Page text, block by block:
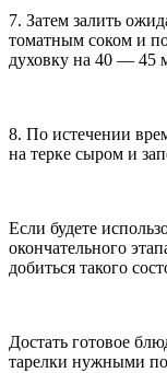
7. Затем залить
томатным соком и
духовку на 40 — 45
8. По истечении
на терке сыром и
Если будете
окончательного
добиться такого
Достать готовое
тарелки нужными